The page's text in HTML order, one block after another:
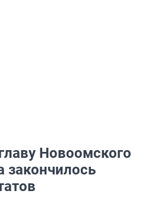
Новоомского
закончилось